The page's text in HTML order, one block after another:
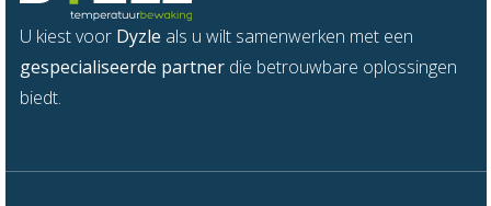
U kiest voor Dyzle als u wilt samenwerken met een
gespecialiseerde partner die betrouwbare oplossingen
biedt.